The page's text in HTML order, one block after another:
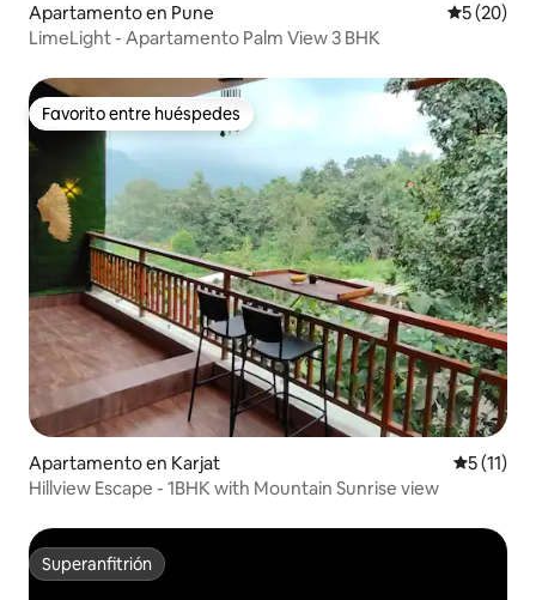
Apartamento en Pune
5 (20)
LimeLight - Apartamento Palm View 3 BHK
Favorito entre huéspedes
Favorito entre huéspedes
Apartamento en Karjat
5 (11)
Hillview Escape - 1BHK with Mountain Sunrise view
Superanfitrión
Superanfitrión